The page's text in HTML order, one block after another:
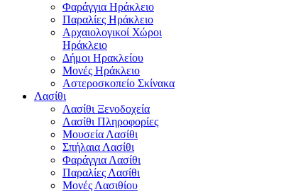
Φαράγγια Ηράκλειο
Παραλίες Ηράκλειο
Αρχαιολογικοί Χώροι
Ηράκλειο
Δήμοι Ηρακλείου
Μονές Ηράκλειο
Αστεροσκοπείο Σκίνακα
Λασίθι
Λασίθι Ξενοδοχεία
Λασίθι Πληροφορίες
Μουσεία Λασίθι
Σπήλαια Λασίθι
Φαράγγια Λασίθι
Παραλίες Λασίθι
Μονές Λασιθίου